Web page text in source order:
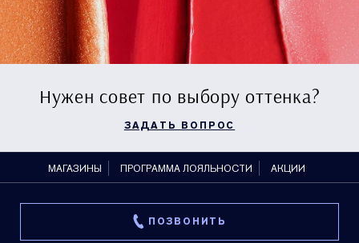
Нужен совет по выбору оттенка?
ЗАДАТЬ ВОПРОС
МАГАЗИНЫ ПРОГРАММА ЛОЯЛЬНОСТИ АКЦИИ
ПОЗВОНИТЬ